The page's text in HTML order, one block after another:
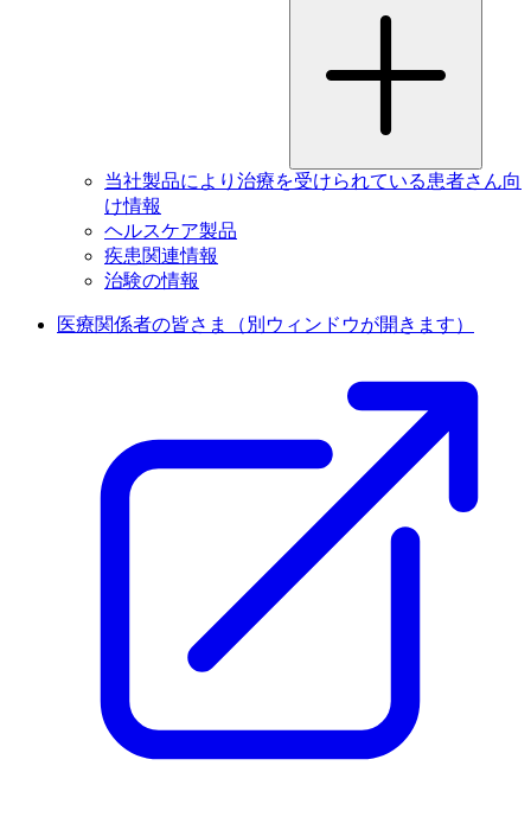
当社製品により治療を受けられている患者さん向
け情報
ヘルスケア製品
疾患関連情報
治験の情報
医療関係者の皆さま （別ウィンドウが開きます）